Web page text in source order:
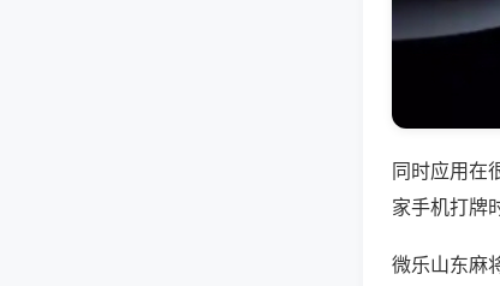
同时应用在
家手机打牌
微乐山东麻